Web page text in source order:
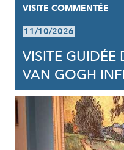
VISITE COMMENTÉE
11/10/2026
VISITE GUIDÉE
VAN GOGH